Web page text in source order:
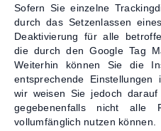
Sofern Sie einzelne
durch das Setzenlassen
Deaktivierung für alle
die durch den Google Tag
Weiterhin können Sie die
entsprechende
wir weisen Sie jedoch
gegebenenfalls nicht alle
vollumfänglich nutzen können.